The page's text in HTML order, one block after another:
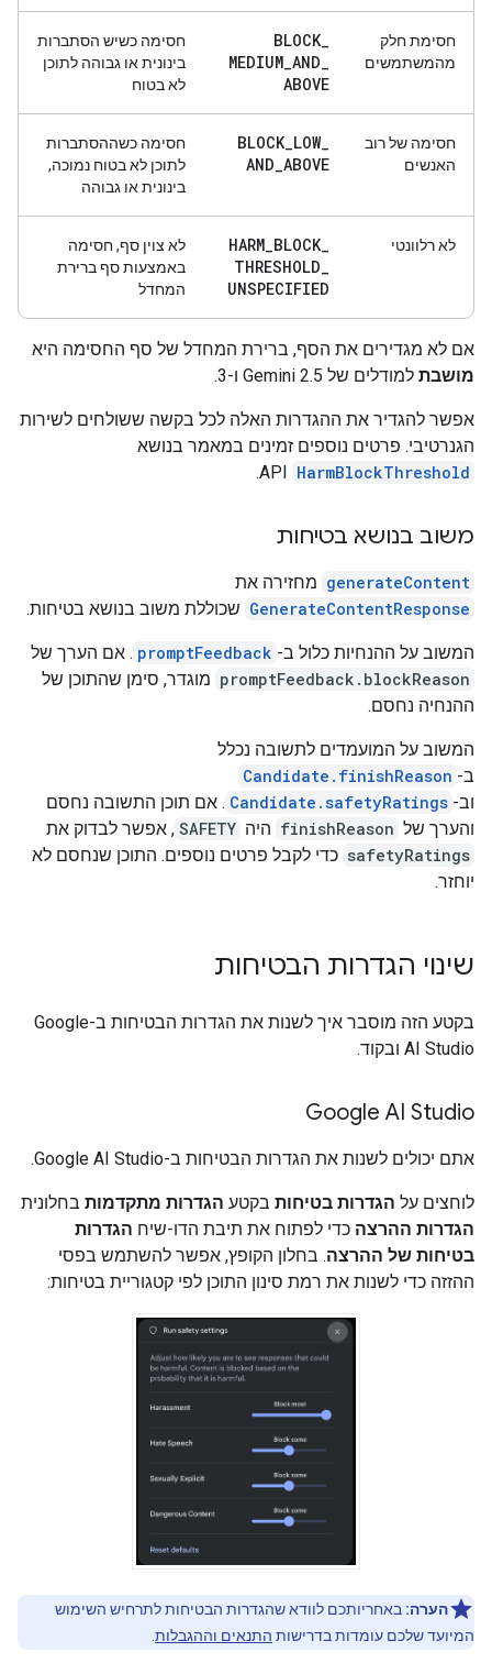
חסימת חלק
מהמשתמשים
BLOCK_
MEDIUM_AND_
ABOVE
חסימה כשיש הסתברות
בינונית או גבוהה לתוכן
לא בטוח
חסימה של רוב
האנשים
BLOCK_LOW_
AND_ABOVE
חסימה כשההסתברות
לתוכן לא בטוח נמוכה,
בינונית או גבוהה
לא רלוונטי HARM_BLOCK_
THRESHOLD_
UNSPECIFIED
לא צוין סף, חסימה
באמצעות סף ברירת
המחדל
אם לא מגדירים את הסף, ברירת המחדל של סף החסימה היא
מושבת למודלים של Gemini 2.5 ו-3.
אפשר להגדיר את ההגדרות האלה לכל בקשה ששולחים לשירות
הגנרטיבי. פרטים נוספים זמינים במאמר בנושא
HarmBlockThreshold
משוב בנושא בטיחות
generateContent מחזירה את
GenerateContentResponse שכוללת משוב בנושא בטיחות.
המשוב על ההנחיות כלול ב- promptFeedback . אם הערך של
promptFeedback.blockReason מוגדר, סימן שהתוכן של
ההנחיה נחסם.
המשוב על המועמדים לתשובה נכלל
ב- Candidate.finishReason
וב- Candidate.safetyRatings . אם תוכן התשובה נחסם
והערך של finishReason היה SAFETY , אפשר לבדוק את
safetyRatings כדי לקבל פרטים נוספים. התוכן שנחסם לא
יוחזר.
שינוי הגדרות הבטיחות
בקטע הזה מוסבר איך לשנות את הגדרות הבטיחות ב-Google
AI Studio ובקוד.
Google AI Studio
אתם יכולים לשנות את הגדרות הבטיחות ב-Google AI Studio.
לוחצים על הגדרות בטיחות בקטע הגדרות מתקדמות בחלונית
הגדרות ההרצה כדי לפתוח את תיבת הדו-שיח הגדרות
בטיחות של ההרצה. בחלון הקופץ, אפשר להשתמש בפסי
ההזזה כדי לשנות את רמת סינון התוכן לפי קטגוריית בטיחות:
הערה: באחריותכם לוודא שהגדרות הבטיחות לתרחיש השימוש
המיועד שלכם עומדות בדרישות התנאים וההגבלות